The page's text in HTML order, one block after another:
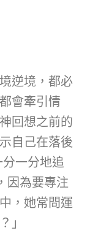
逆境，都必
會牽引情
回想之前的
自己在落後
一分地追
因為要專注
，她常問運
」